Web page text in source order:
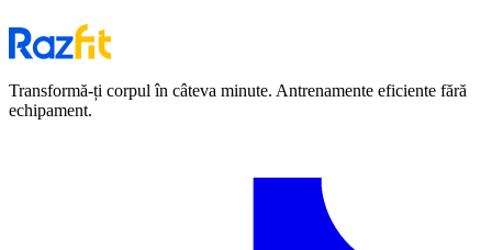
Transformă-ți corpul în câteva minute. Antrenamente eficiente fără
echipament.